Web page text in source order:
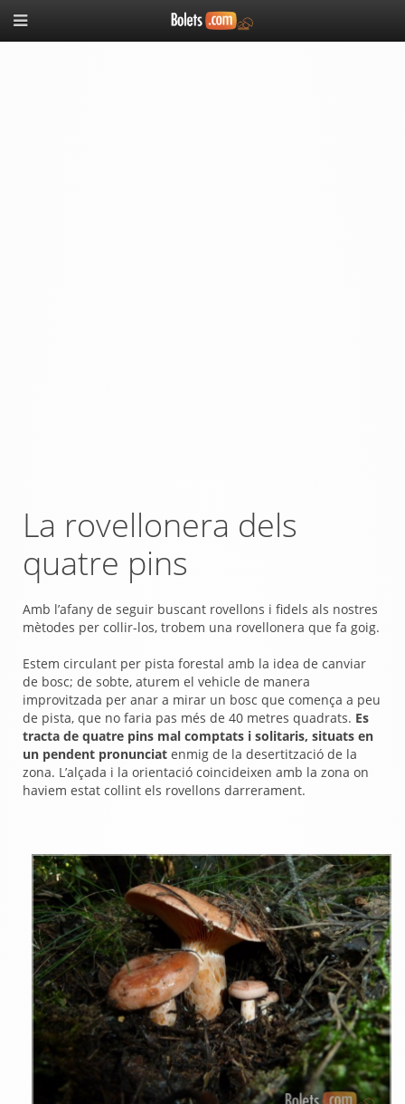
La rovellonera dels
quatre pins
Amb l’afany de seguir buscant rovellons i fidels als nostres
mètodes per collir-los, trobem una rovellonera que fa goig.
Estem circulant per pista forestal amb la idea de canviar
de bosc; de sobte, aturem el vehicle de manera
improvitzada per anar a mirar un bosc que comença a peu
de pista, que no faria pas més de 40 metres quadrats. Es
tracta de quatre pins mal comptats i solitaris, situats en
un pendent pronunciat enmig de la desertització de la
zona. L’alçada i la orientació coincideixen amb la zona on
haviem estat collint els rovellons darrerament.